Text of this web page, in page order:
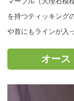
を持つティッキング
や首にもラインが入
オース